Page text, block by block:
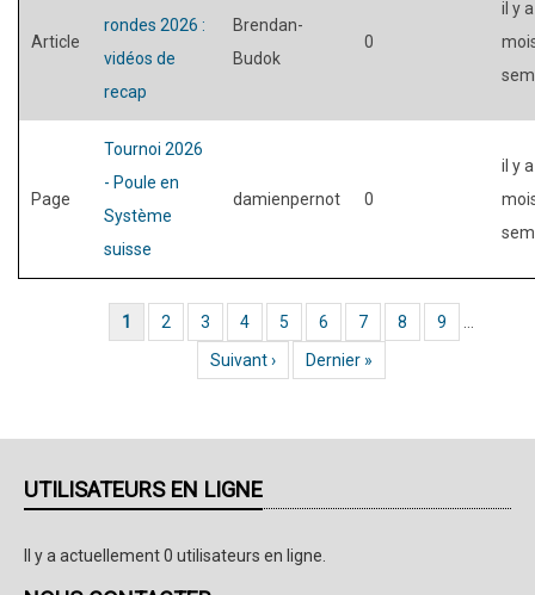
Article
rondes 2026 :
vidéos de
recap
Brendan-
Budok
0
il y
Page
Tournoi 2026
- Poule en
Système
suisse
damienpernot 0
il y
PaginationPage actuelle
1 Page
2 Page
3 Page
4 Page
5 Page
6 Page
7 Page
8 Page
9
Page suivante
Suivant › Dernière page
Dernier »
UTILISATEURS EN LIGNE
Il y a actuellement 0 utilisateurs en ligne.